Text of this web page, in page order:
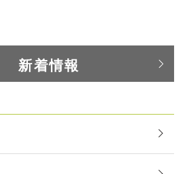
新着情報